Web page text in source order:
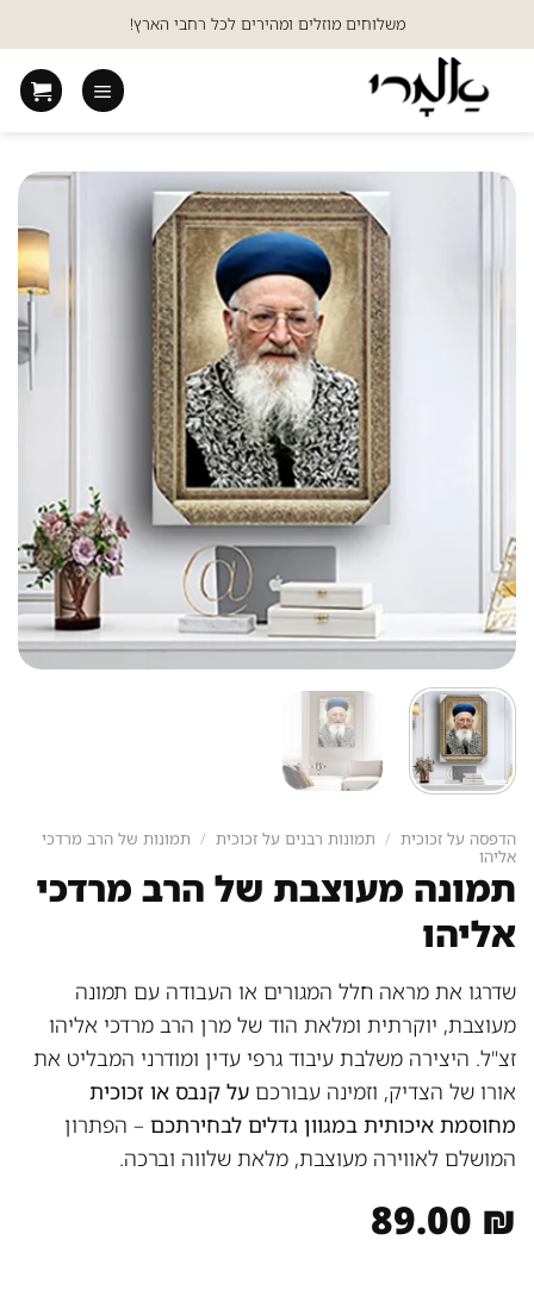
to
content
משלוחים מוזלים ומהירים לכל רחבי הארץ!
הדפסה על זכוכית / תמונות רבנים על זכוכית / תמונות של הרב מרדכי
אליהו
תמונה מעוצבת של הרב מרדכי
אליהו
שדרגו את מראה חלל המגורים או העבודה עם תמונה
מעוצבת, יוקרתית ומלאת הוד של מרן הרב מרדכי אליהו
זצ"ל. היצירה משלבת עיבוד גרפי עדין ומודרני המבליט את
אורו של הצדיק, וזמינה עבורכם על קנבס או זכוכית
מחוסמת איכותית במגוון גדלים לבחירתכם – הפתרון
המושלם לאווירה מעוצבת, מלאת שלווה וברכה.
89.00 ₪